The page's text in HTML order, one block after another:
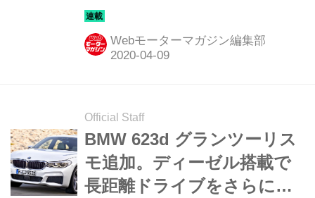
は「フェラーリ 456GT」だ。
Webモーターマガジン編集部
Official Staff
BMW 623d グランツーリス
モ追加。ディーゼル搭載で
長距離ドライブをさらに快